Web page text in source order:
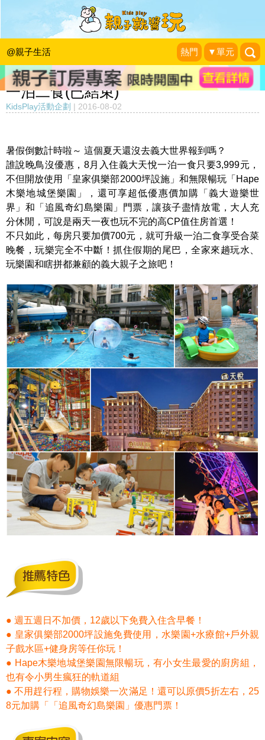
@親子生活 熱門 ▼單元
【義大雙樂園玩透透！】義大天悅x木
樂地暢玩x皇家2000坪設施，2大3小一
泊一食3,999元起，加700元立馬升級
一泊二食(已結束)
KidsPlay活動企劃 2016-08-02
暑假倒數計時啦～ 這個夏天還沒去義大世界報到嗎？
誰說晚鳥沒優惠，8月入住義大天悅一泊一食只要3,999元，
不但開放使用「皇家俱樂部2000坪設施」和無限暢玩「Hape
木樂地城堡樂園」，還可享超低優惠價加購「義大遊樂世
界」和「追風奇幻島樂園」門票，讓孩子盡情放電，大人充
分休閒，可說是兩天一夜也玩不完的高CP值住房首選！
不只如此，每房只要加價700元，就可升級一泊二食享受合菜
晚餐，玩樂完全不中斷！抓住假期的尾巴，全家來趟玩水、
玩樂園和瞎拼都兼顧的義大親子之旅吧！
● 週五週日不加價，12歲以下免費入住含早餐！
● 皇家俱樂部2000坪設施免費使用，水樂園+水療館+戶外親
子戲水區+健身房等任你玩！
● Hape木樂地城堡樂園無限暢玩，有小女生最愛的廚房組，
也有令小男生瘋狂的軌道組
● 不用趕行程，購物娛樂一次滿足！還可以原價5折左右，25
8元加購「「追風奇幻島樂園」優惠門票！